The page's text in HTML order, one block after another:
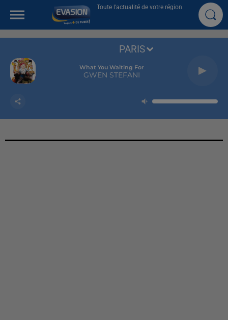
Toute l'actualité de votre région
What You Waiting For
GWEN STEFANI
PARIS